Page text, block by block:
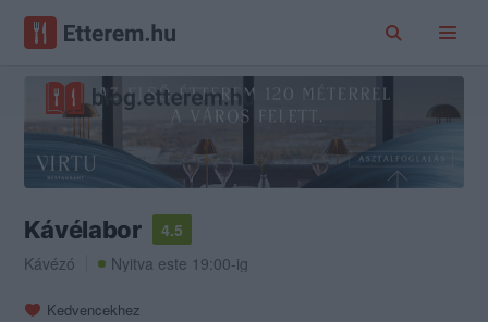
Kávélabor
4.5
Kávézó
Nyitva este 19:00-ig
Kedvencekhez